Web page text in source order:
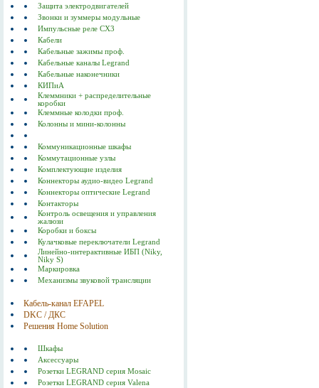
Защита электродвигателей
Звонки и зуммеры модульные
Импульсные реле CX3
Кабели
Кабельные зажимы проф.
Кабельные каналы Legrand
Кабельные наконечники
КИПиА
Клеммники + распределительные
коробки
Клеммные колодки проф.
Колонны и мини-колонны
Коммуникационные шкафы
Коммутационные узлы
Комплектующие изделия
Коннекторы аудио-видео Legrand
Коннекторы оптические Legrand
Контакторы
Контроль освещения и управления
жалюзи
Коробки и боксы
Кулачковые переключатели Legrand
Линейно-интерактивные ИБП (Niky,
Niky S)
Маркировка
Механизмы звуковой трансляции
Кабель-канал EFAPEL
DKC / ДКС
Решения Home Solution
Шкафы
Аксессуары
Розетки LEGRAND серия Mosaic
Розетки LEGRAND серия Valena